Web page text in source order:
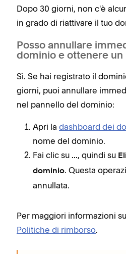
Dopo 30 giorni, non c'è
in grado di riattivare il tuo
Posso annullare
dominio e ottenere un
Sì. Se hai registrato il
giorni, puoi annullare
nel pannello del dominio:
Apri la dashboard dei
nome del dominio.
Fai clic su ..., quindi su
dominio. Questa
annullata.
Per maggiori informazioni
Politiche di rimborso.